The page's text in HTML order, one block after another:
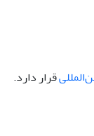
قرار دارد.